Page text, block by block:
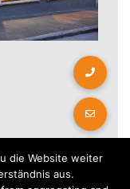
die Website weiter
aus.